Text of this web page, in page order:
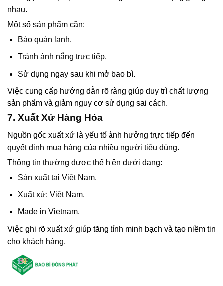
nhau.
Một số sản phẩm cần:
Bảo quản lạnh.
Tránh ánh nắng trực tiếp.
Sử dụng ngay sau khi mở bao bì.
Việc cung cấp hướng dẫn rõ ràng giúp duy trì chất lượng
sản phẩm và giảm nguy cơ sử dụng sai cách.
7. Xuất Xứ Hàng Hóa
Nguồn gốc xuất xứ là yếu tố ảnh hưởng trực tiếp đến
quyết định mua hàng của nhiều người tiêu dùng.
Thông tin thường được thể hiện dưới dạng:
Sản xuất tại Việt Nam.
Xuất xứ: Việt Nam.
Made in Vietnam.
Việc ghi rõ xuất xứ giúp tăng tính minh bạch và tạo niềm tin
cho khách hàng.